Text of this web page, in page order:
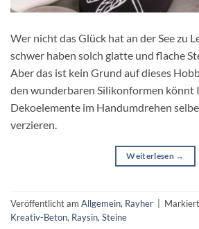
Wer nicht das Glück hat an der See zu
schwer haben solch glatte und flache
Aber das ist kein Grund auf dieses
den wunderbaren Silikonformen könnt
Dekoelemente im Handumdrehen
verzieren.
Weiterlesen →
Veröffentlicht am Allgemein, Rayher Markiert
Kreativ-Beton, Raysin,Steine